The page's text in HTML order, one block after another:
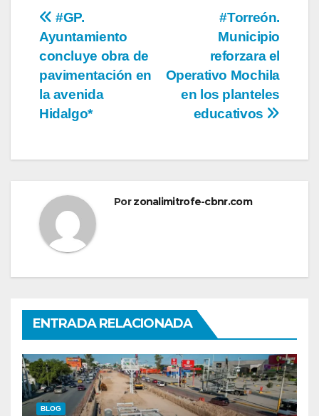
Navegación
de
entradas
#Torreón.
Municipio
reforzara el
Operativo Mochila
en los planteles
educativos
#GP.
Ayuntamiento
concluye obra de
pavimentación en
la avenida
Hidalgo*
Porzonalimitrofe-cbnr.com
ENTRADA RELACIONADA
BLOG